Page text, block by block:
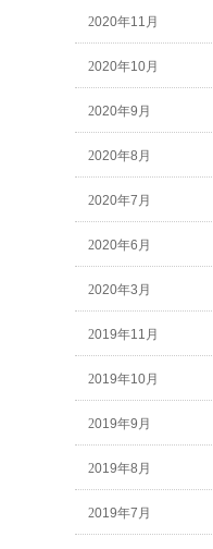
2020年11月
2020年10月
2020年9月
2020年8月
2020年7月
2020年6月
2020年3月
2019年11月
2019年10月
2019年9月
2019年8月
2019年7月